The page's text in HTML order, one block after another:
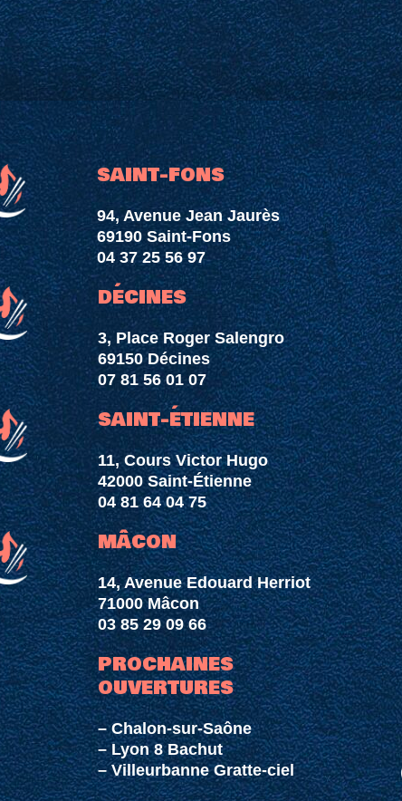
SAINT-FONS
94, Avenue Jean Jaurès
69190 Saint-Fons
04 37 25 56 97
DÉCINES
3, Place Roger Salengro
69150 Décines
07 81 56 01 07
SAINT-ÉTIENNE
11, Cours Victor Hugo
42000 Saint-Étienne
04 81 64 04 75
MÂCON
14, Avenue Edouard Herriot
71000 Mâcon
03 85 29 09 66
PROCHAINES
OUVERTURES
– Chalon-sur-Saône
– Lyon 8 Bachut
– Villeurbanne Gratte-ciel​